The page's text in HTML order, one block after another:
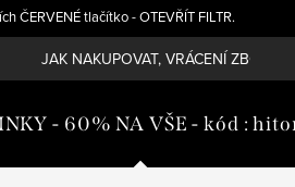
ČERVENÉ tlačítko - OTEVŘÍT FILTR.
JAK NAKUPOVAT, VRÁCENÍ ZBOŽÍ ,
- 60% NA VŠE - kód :